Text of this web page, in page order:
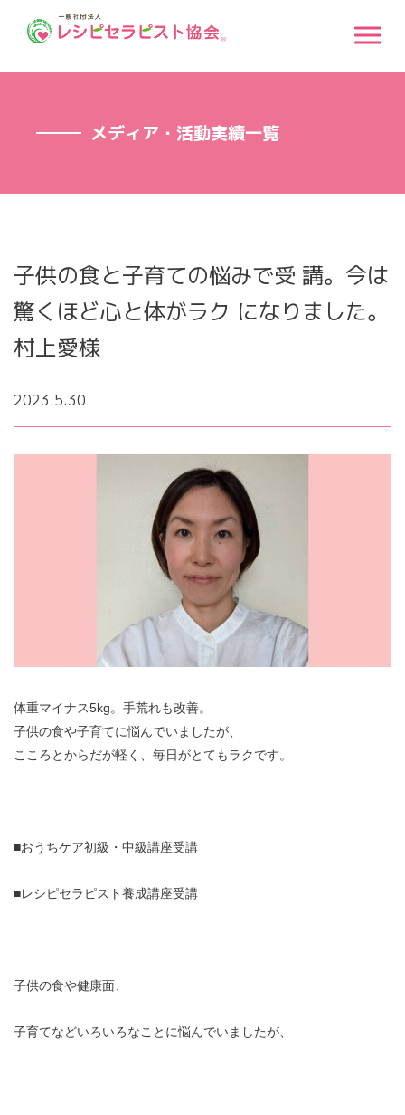
メディア・活動実績一覧
子供の食と子育ての悩みで受 講。今は
驚くほど心と体がラク になりました。
村上愛様
2023.5.30
体重マイナス5kg。手荒れも改善。
子供の食や子育てに悩んでいましたが、
こころとからだが軽く、毎日がとてもラクです。
■おうちケア初級・中級講座受講
■レシピセラピスト養成講座受講
子供の食や健康面、
子育てなどいろいろなことに悩んでいましたが、